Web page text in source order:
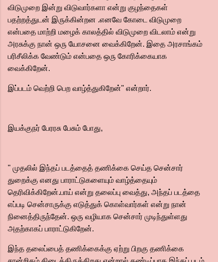
விடுமுறை இன்று விடுவார்களா என்று குழந்தைகள்
பதற்றத்துடன் இருக்கின்றன .எனவே கோடை விடுமுறை
என்பதை மாற்றி மழைக் காலத்தில் விடுமுறை விடலாம் என்று
அரசுக்கு நான் ஒரு யோசனை வைக்கிறேன். இதை அரசாங்கம்
பரிசீலிக்க வேண்டும் என்பதை ஒரு கோரிக்கையாக
வைக்கிறேன்.
இப்படம் வெற்றி பெற வாழ்த்துகிறேன்" என்றார்.
இயக்குநர் பேரரசு பேசும் போது,
" முதலில் இந்தப் படத்தைத் தணிக்கை செய்த சென்சார்
துறைக்கு எனது பாராட்டுகளையும் வாழ்த்தையும்
தெரிவிக்கிறேன்.பாய் என்று தலைப்பு வைத்து, அந்தப் படத்தை
எப்படி சென்சாருக்கு எடுத்துக் கொள்வார்கள் என்று நான்
நினைத்திருந்தேன். ஒரு வழியாக சென்சார் முடிந்துள்ளது
அதற்காகப் பாராட்டுகிறேன்.
இந்த தலைப்பைத் தணிக்கைக்கு ஏற்று பிறகு தணிக்கை